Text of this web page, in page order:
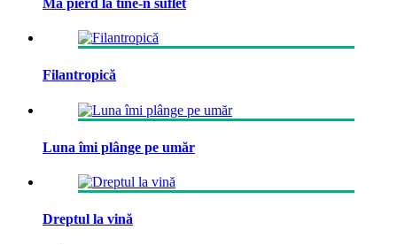
Filantropică
Luna îmi plânge pe umăr
Dreptul la vină